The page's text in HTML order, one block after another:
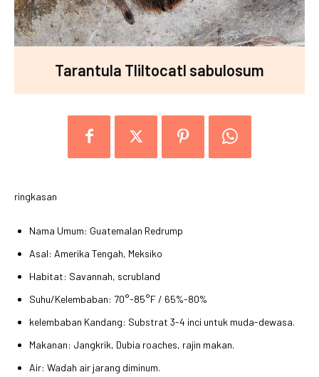
Tarantula Tliltocatl sabulosum
ringkasan
Nama Umum: Guatemalan Redrump
Asal: Amerika Tengah, Meksiko
Habitat: Savannah, scrubland
Suhu/Kelembaban: 70°-85°F / 65%-80%
kelembaban Kandang: Substrat 3-4 inci untuk muda-dewasa.
Makanan: Jangkrik, Dubia roaches, rajin makan.
Air: Wadah air jarang diminum.